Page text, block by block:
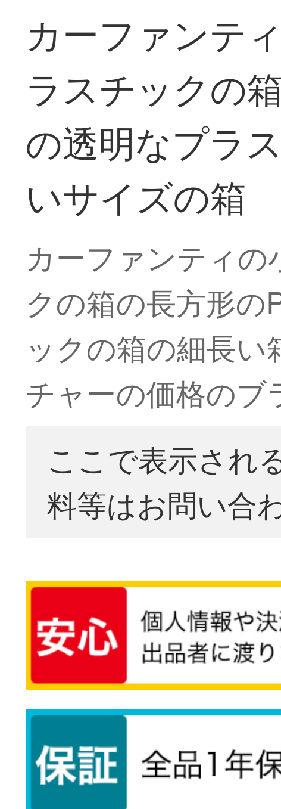
カーファンテ
ラスチックの
の透明なプラ
いサイズの箱
カーファンティ
クの箱の長方形
ックの箱の細長
チャーの価格の
ここで表示され
料等はお問い合